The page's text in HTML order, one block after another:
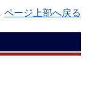
ページ上部へ戻る